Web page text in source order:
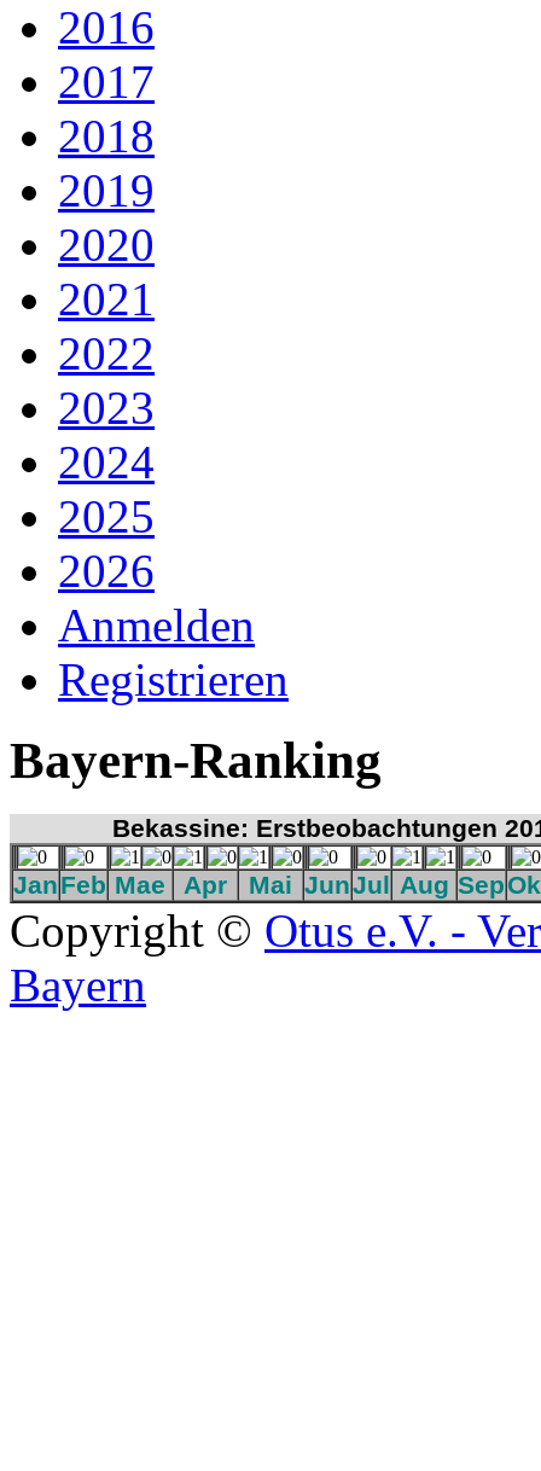
2016
2017
2018
2019
2020
2021
2022
2023
2024
2025
2026
Anmelden
Registrieren
Bayern-Ranking
Bekassine: Erstbeobachtungen
JanFeb Mae Apr Mai JunJul Aug Sep
Copyright © Otus e.V. -
Bayern